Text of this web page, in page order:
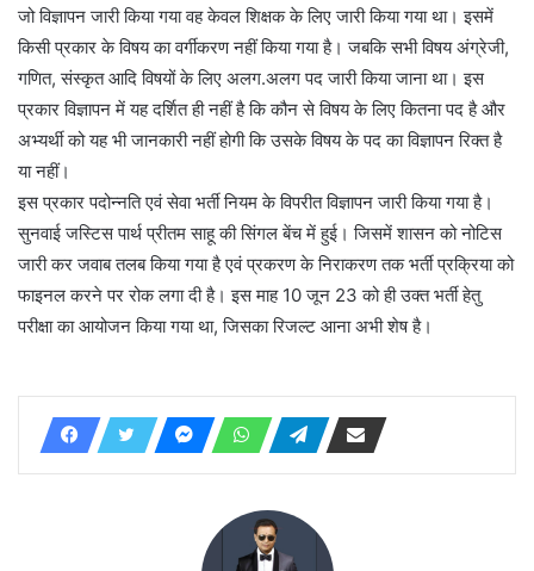
जो विज्ञापन जारी किया गया वह केवल शिक्षक के लिए जारी किया गया था। इसमें
किसी प्रकार के विषय का वर्गीकरण नहीं किया गया है। जबकि सभी विषय अंग्रेजी,
गणित, संस्कृत आदि विषयों के लिए अलग.अलग पद जारी किया जाना था। इस
प्रकार विज्ञापन में यह दर्शित ही नहीं है कि कौन से विषय के लिए कितना पद है और
अभ्यर्थी को यह भी जानकारी नहीं होगी कि उसके विषय के पद का विज्ञापन रिक्त है
या नहीं।
इस प्रकार पदोन्नति एवं सेवा भर्ती नियम के विपरीत विज्ञापन जारी किया गया है।
सुनवाई जस्टिस पार्थ प्रीतम साहू की सिंगल बेंच में हुई। जिसमें शासन को नोटिस
जारी कर जवाब तलब किया गया है एवं प्रकरण के निराकरण तक भर्ती प्रक्रिया को
फाइनल करने पर रोक लगा दी है। इस माह 10 जून 23 को ही उक्त भर्ती हेतु
परीक्षा का आयोजन किया गया था, जिसका रिजल्ट आना अभी शेष है।